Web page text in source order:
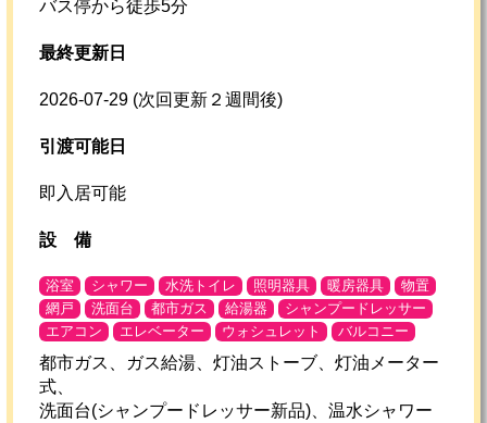
バス停から徒歩5分
最終更新日
2026-07-29 (次回更新２週間後)
引渡可能日
即入居可能
設 備
浴室 シャワー 水洗トイレ 照明器具 暖房器具
物置
網戸
洗面台 都市ガス 給湯器
シャンプードレッサー
エアコン
エレベーター ウォシュレット バルコニー
都市ガス、ガス給湯、灯油ストーブ、灯油メーター
式、
洗面台(シャンプードレッサー新品)、温水シャワー